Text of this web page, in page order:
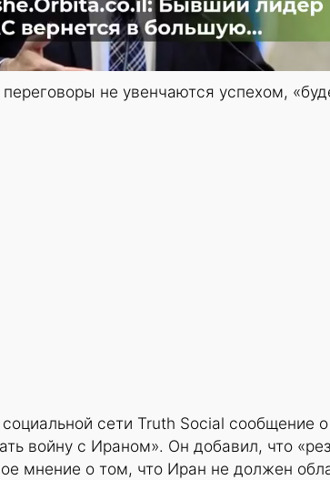
не увенчаются успехом,
сети Truth Social сообщение
войну с Ираном». Он добавил, что
мнение о том, что Иран не должен